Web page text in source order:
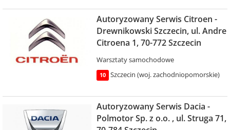
Autoryzowany Serwis Citroen -
Drewnikowski Szczecin, ul. Andre
Citroena 1, 70-772 Szczecin
Warsztaty samochodowe
10 Szczecin (woj. zachodniopomorskie)
Autoryzowany Serwis Dacia -
Polmotor Sp. z o.o. , ul. Struga 71,